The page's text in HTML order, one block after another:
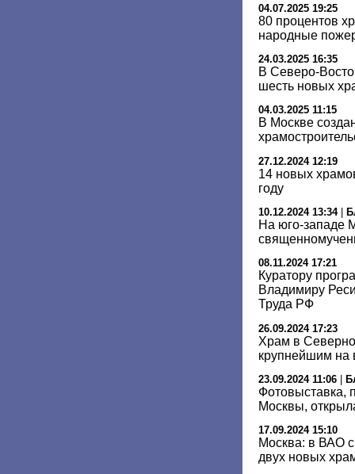
04.07.2025 19:25
80 процентов
народные
24.03.2025 16:35
В Северо-
шесть новых
04.03.2025 11:15
В Москве
27.12.2024 12:19
14 новых
году
10.12.2024 13:34|
На юго-западе
08.11.2024 17:21
Куратору
Владимиру
Труда РФ
26.09.2024 17:23
Храм в
крупнейшим на
23.09.2024 11:06
Фотовыставка,
Москвы,
17.09.2024 15:10
Москва: в ВАО
двух новых